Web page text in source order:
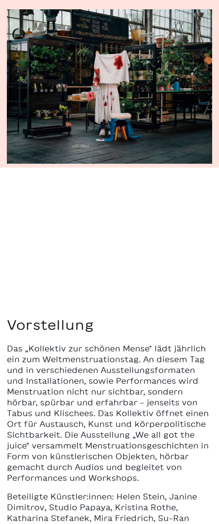
Vorstellung
Das „Kollektiv zur schönen Mense" lädt jährlich
ein zum Weltmenstruationstag. An diesem Tag
und in verschiedenen Ausstellungsformaten
und Installationen, sowie Performances wird
Menstruation nicht nur sichtbar, sondern
hörbar, spürbar und erfahrbar - jenseits von
Tabus und Klischees. Das Kollektiv öffnet einen
Ort für Austausch, Kunst und körperpolitische
Sichtbarkeit. Die Ausstellung „We all got the
juice" versammelt Menstruationsgeschichten in
Form von künstlerischen Objekten, hörbar
gemacht durch Audios und begleitet von
Performances und Workshops.
Beteiligte Künstler:innen: Helen Stein, Janine
Dimitrov, Studio Papaya, Kristina Rothe,
Katharina Stefanek, Mira Friedrich, Su-Ran